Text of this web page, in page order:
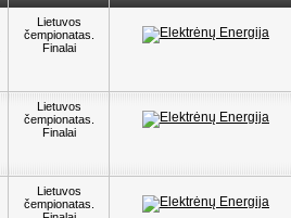
Lietuvos
čempionatas.
Finalai
Lietuvos
čempionatas.
Finalai
Lietuvos
čempionatas.